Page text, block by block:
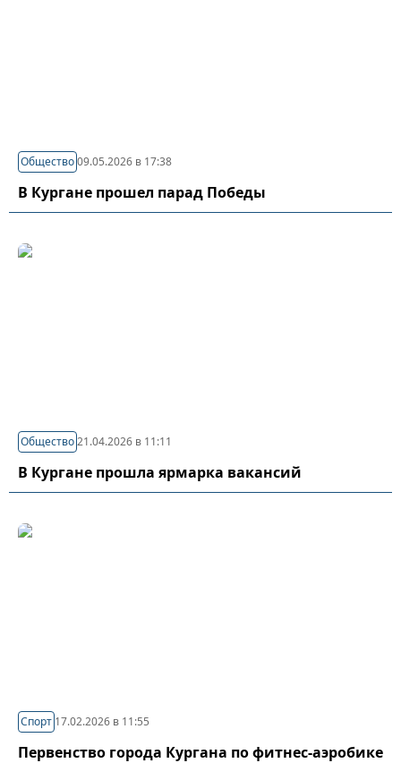
Общество09.05.2026 в 17:38
В Кургане прошел парад Победы
Общество21.04.2026 в 11:11
В Кургане прошла ярмарка вакансий
Спорт 17.02.2026 в 11:55
Первенство города Кургана по фитнес-аэробике